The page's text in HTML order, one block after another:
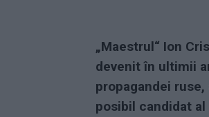
„Maestrul“ Ion
devenit în ultimii
propagandei
posibil candidat